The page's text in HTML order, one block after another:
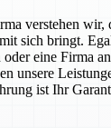
verstehen wir,
sich bringt.
eine Firma
unsere
ist Ihr